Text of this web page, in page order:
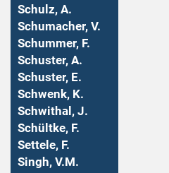
Schulz, A.
Schumacher, V.
Schummer, F.
Schuster, A.
Schuster, E.
Schwenk, K.
Schwithal, J.
Schültke, F.
Settele, F.
Singh, V.M.